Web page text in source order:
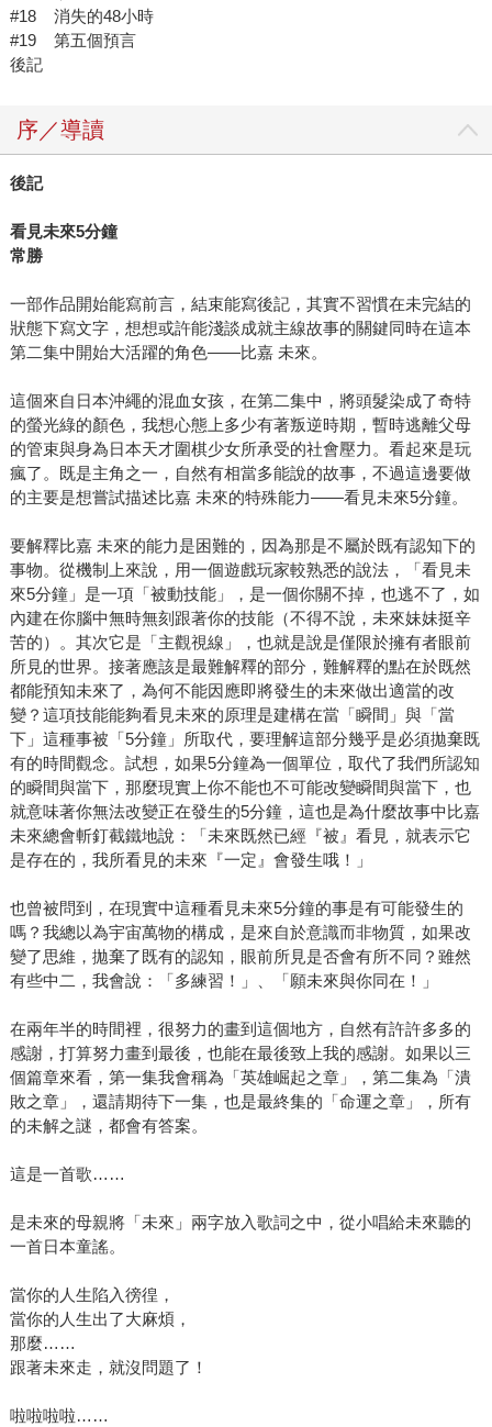
#18 消失的48小時
#19 第五個預言
後記
序／導讀
後記
看見未來5分鐘
常勝
一部作品開始能寫前言，結束能寫後記，其實不習慣在未完結的
狀態下寫文字，想想或許能淺談成就主線故事的關鍵同時在這本
第二集中開始大活躍的角色――比嘉 未來。
這個來自日本沖繩的混血女孩，在第二集中，將頭髮染成了奇特
的螢光綠的顏色，我想心態上多少有著叛逆時期，暫時逃離父母
的管束與身為日本天才圍棋少女所承受的社會壓力。看起來是玩
瘋了。既是主角之一，自然有相當多能說的故事，不過這邊要做
的主要是想嘗試描述比嘉 未來的特殊能力――看見未來5分鐘。
要解釋比嘉 未來的能力是困難的，因為那是不屬於既有認知下的
事物。從機制上來說，用一個遊戲玩家較熟悉的說法，「看見未
來5分鐘」是一項「被動技能」，是一個你關不掉，也逃不了，如
內建在你腦中無時無刻跟著你的技能（不得不說，未來妹妹挺辛
苦的）。其次它是「主觀視線」，也就是說是僅限於擁有者眼前
所見的世界。接著應該是最難解釋的部分，難解釋的點在於既然
都能預知未來了，為何不能因應即將發生的未來做出適當的改
變？這項技能能夠看見未來的原理是建構在當「瞬間」與「當
下」這種事被「5分鐘」所取代，要理解這部分幾乎是必須拋棄既
有的時間觀念。試想，如果5分鐘為一個單位，取代了我們所認知
的瞬間與當下，那麼現實上你不能也不可能改變瞬間與當下，也
就意味著你無法改變正在發生的5分鐘，這也是為什麼故事中比嘉
未來總會斬釘截鐵地說：「未來既然已經『被』看見，就表示它
是存在的，我所看見的未來『一定』會發生哦！」
也曾被問到，在現實中這種看見未來5分鐘的事是有可能發生的
嗎？我總以為宇宙萬物的構成，是來自於意識而非物質，如果改
變了思維，拋棄了既有的認知，眼前所見是否會有所不同？雖然
有些中二，我會說：「多練習！」、「願未來與你同在！」
在兩年半的時間裡，很努力的畫到這個地方，自然有許許多多的
感謝，打算努力畫到最後，也能在最後致上我的感謝。如果以三
個篇章來看，第一集我會稱為「英雄崛起之章」，第二集為「潰
敗之章」，還請期待下一集，也是最終集的「命運之章」，所有
的未解之謎，都會有答案。
這是一首歌……
是未來的母親將「未來」兩字放入歌詞之中，從小唱給未來聽的
一首日本童謠。
當你的人生陷入徬徨，
當你的人生出了大麻煩，
那麼……
跟著未來走，就沒問題了！
啦啦啦啦……